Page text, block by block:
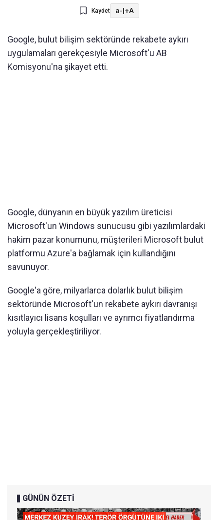
Kaydet a-|+A
Google, bulut bilişim sektöründe rekabete aykırı
uygulamaları gerekçesiyle Microsoft'u AB
Komisyonu'na şikayet etti.
Google, dünyanın en büyük yazılım üreticisi
Microsoft'un Windows sunucusu gibi yazılımlardaki
hakim pazar konumunu, müşterileri Microsoft bulut
platformu Azure'a bağlamak için kullandığını
savunuyor.
Google'a göre, milyarlarca dolarlık bulut bilişim
sektöründe Microsoft'un rekabete aykırı davranışı
kısıtlayıcı lisans koşulları ve ayrımcı fiyatlandırma
yoluyla gerçekleştiriliyor.
GÜNÜN ÖZETİ